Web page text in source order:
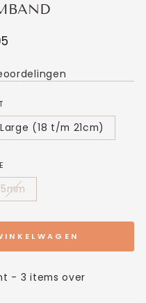
Large (18 t/m 21cm)
5mm
- 3 items over